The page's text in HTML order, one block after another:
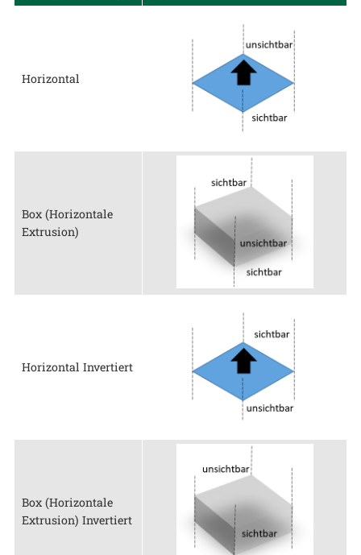
Horizontal
Box (Horizontale
Extrusion)
Horizontal Invertiert
Box (Horizontale
Extrusion) Invertiert